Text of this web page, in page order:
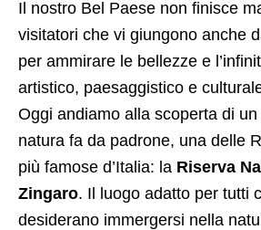
Il nostro Bel Paese non finisce
visitatori che vi giungono anche
per ammirare le bellezze e
artistico, paesaggistico e
Oggi andiamo alla scoperta di
natura fa da padrone, una delle
più famose d’Italia: la Riserva
Zingaro. Il luogo adatto per tutti
desiderano immergersi nella